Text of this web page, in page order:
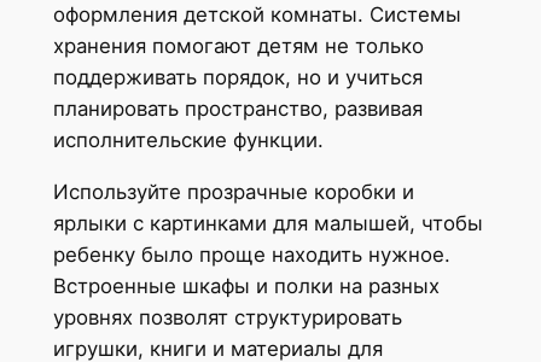
оформления детской комнаты. Системы
хранения помогают детям не только
поддерживать порядок, но и учиться
планировать пространство, развивая
исполнительские функции.
Используйте прозрачные коробки и
ярлыки с картинками для малышей, чтобы
ребенку было проще находить нужное.
Встроенные шкафы и полки на разных
уровнях позволят структурировать
игрушки, книги и материалы для